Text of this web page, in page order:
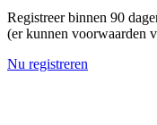
Registreer binnen 90
(er kunnen voorwaarden
Nu registreren